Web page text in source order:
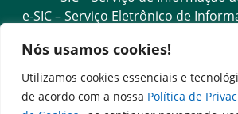
Nós usamos cookies!
Utilizamos cookies essenciais e
de acordo com a nossa Política de
e-SIC – Serviço Eletrônico de
Acesso às Informações das
e Sociedade Civil
Ouvidoria Setorial
Ouvidoria Setorial